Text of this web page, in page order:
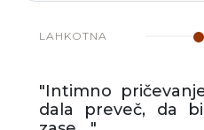
LAHKOTNA
"Intimno
dala preveč, da